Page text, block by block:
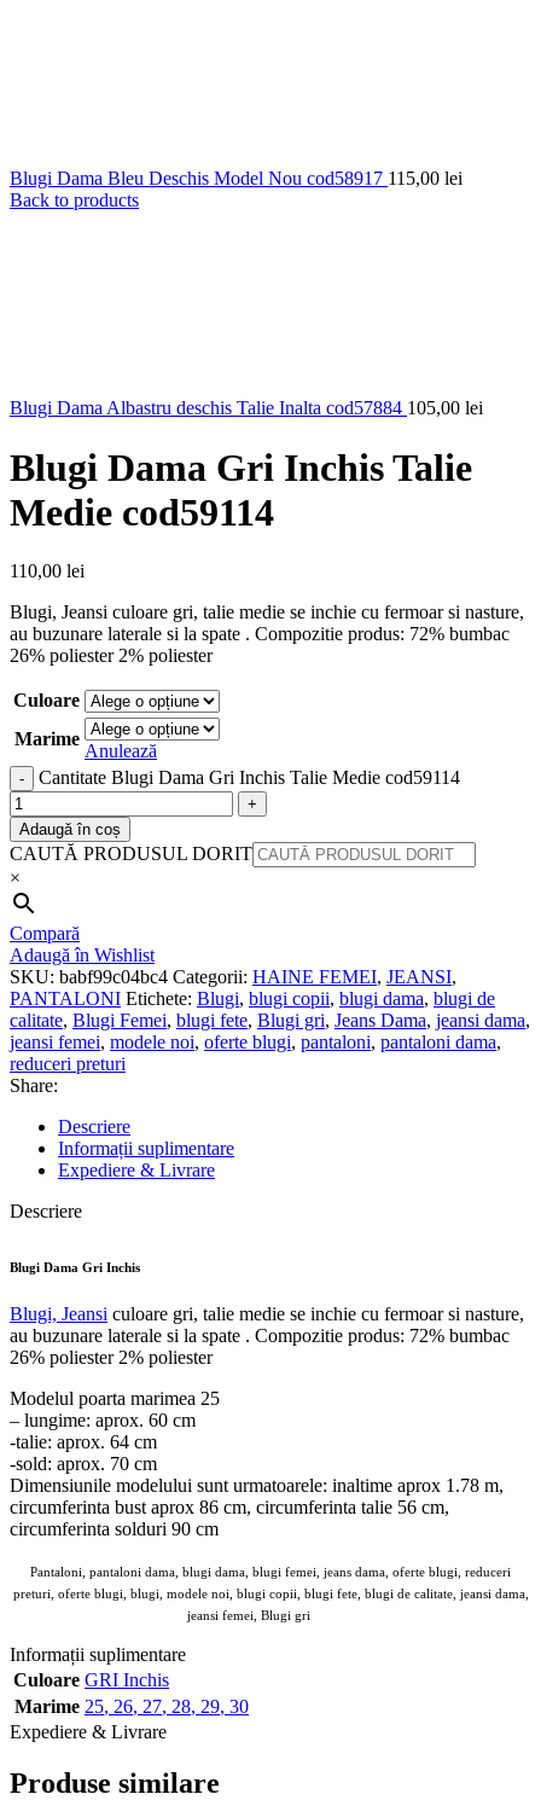
Blugi Dama Bleu Deschis Model Nou cod58917 115,00 lei
Back to products
Blugi Dama Albastru deschis Talie Inalta cod57884 105,00 lei
Blugi Dama Gri Inchis Talie
Medie cod59114
110,00 lei
Blugi, Jeansi culoare gri, talie medie se inchie cu fermoar si nasture,
au buzunare laterale si la spate . Compozitie produs: 72% bumbac
26% poliester 2% poliester
Culoare
Marime
Anulează
Cantitate Blugi Dama Gri Inchis Talie Medie cod59114
Adaugă în coș
CAUTĂ PRODUSUL DORIT
×
Compară
Adaugă în Wishlist
SKU: babf99c04bc4 Categorii: HAINE FEMEI, JEANSI,
PANTALONI Etichete: Blugi, blugi copii, blugi dama, blugi de
calitate, Blugi Femei, blugi fete, Blugi gri, Jeans Dama, jeansi dama,
jeansi femei, modele noi, oferte blugi, pantaloni, pantaloni dama,
reduceri preturi
Share:
Descriere
Informații suplimentare
Expediere & Livrare
Descriere
Blugi Dama Gri Inchis
Blugi, Jeansi culoare gri, talie medie se inchie cu fermoar si nasture,
au buzunare laterale si la spate . Compozitie produs: 72% bumbac
26% poliester 2% poliester
Modelul poarta marimea 25
– lungime: aprox. 60 cm
-talie: aprox. 64 cm
-sold: aprox. 70 cm
Dimensiunile modelului sunt urmatoarele: inaltime aprox 1.78 m,
circumferinta bust aprox 86 cm, circumferinta talie 56 cm,
circumferinta solduri 90 cm
Pantaloni, pantaloni dama, blugi dama, blugi femei, jeans dama, oferte blugi, reduceri
preturi, oferte blugi, blugi, modele noi, blugi copii, blugi fete, blugi de calitate, jeansi dama,
jeansi femei, Blugi gri
Informații suplimentare
Culoare GRI Inchis
Marime 25, 26, 27, 28, 29, 30
Expediere & Livrare
Produse similare